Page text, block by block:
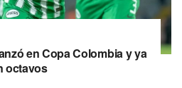
en Copa Colombia y ya
octavos